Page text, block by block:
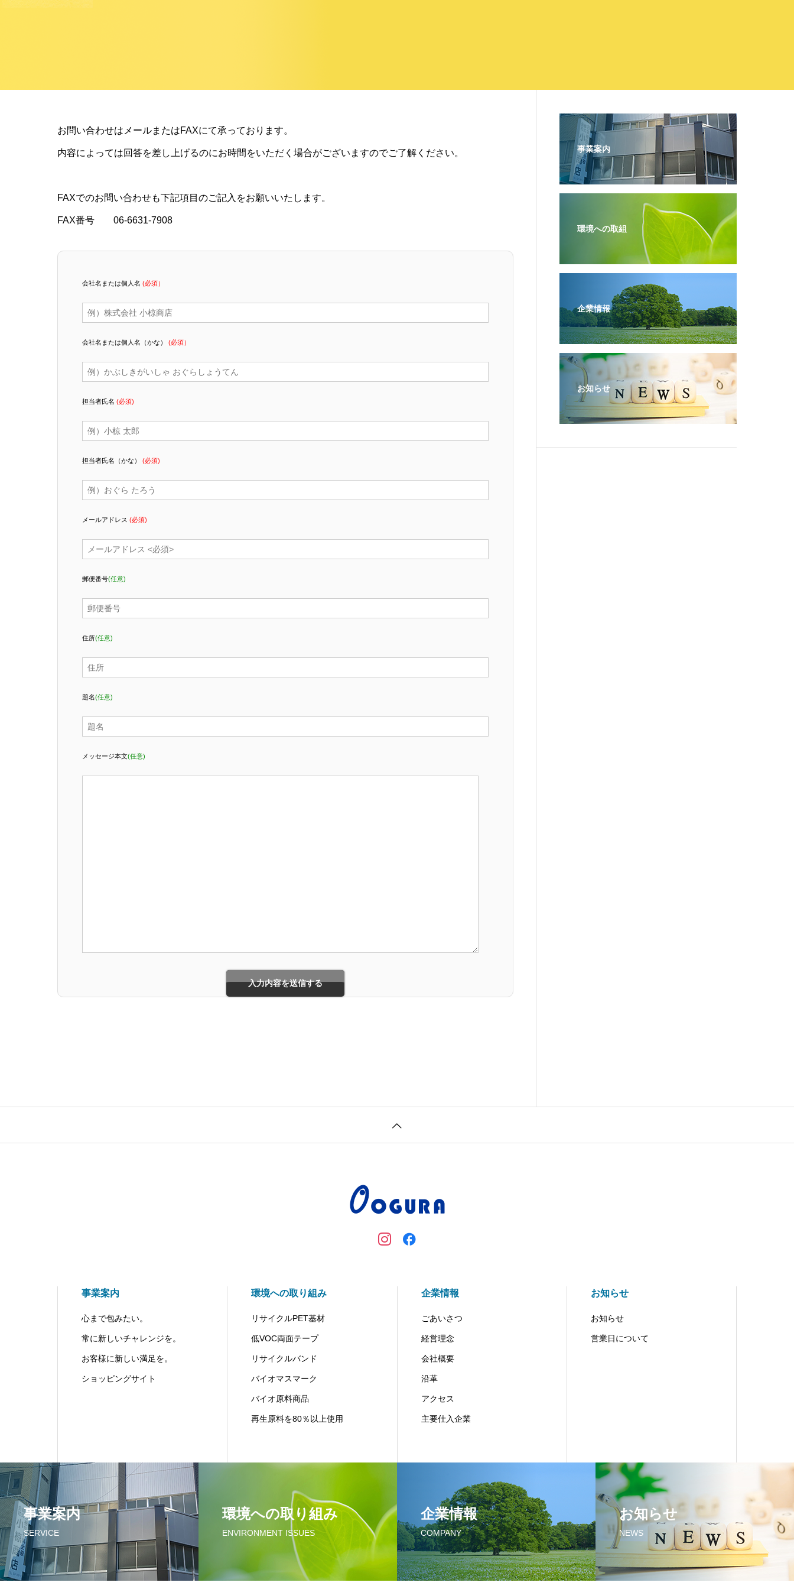
お問い合わせはメールまたはFAXにて承っております。
内容によっては回答を差し上げるのにお時間をいただく場合がございますのでご了解ください。
FAXでのお問い合わせも下記項目のご記入をお願いいたします。
FAX番号 06-6631-7908
会社名または個人名 (必須）
会社名または個人名（かな） (必須）
担当者氏名 (必須)
担当者氏名（かな） (必須)
メールアドレス (必須)
郵便番号(任意)
住所(任意)
題名(任意)
メッセージ本文(任意)
事業案内
環境への取組
企業情報
お知らせ
事業案内
心まで包みたい。
常に新しいチャレンジを。
お客様に新しい満足を。
ショッピングサイト
環境への取り組み
リサイクルPET基材
低VOC両面テープ
リサイクルバンド
バイオマスマーク
バイオ原料商品
再生原料を80％以上使用
企業情報
ごあいさつ
経営理念
会社概要
沿革
アクセス
主要仕入企業
お知らせ
お知らせ
営業日について
事業案内
SERVICE
環境への取り組み
ENVIRONMENT ISSUES
企業情報
COMPANY
お知らせ
NEWS